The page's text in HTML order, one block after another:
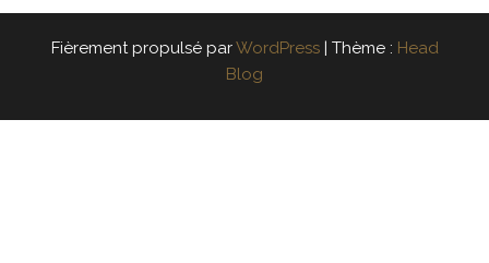
Fièrement propulsé parWordPress Thème : Head
Blog